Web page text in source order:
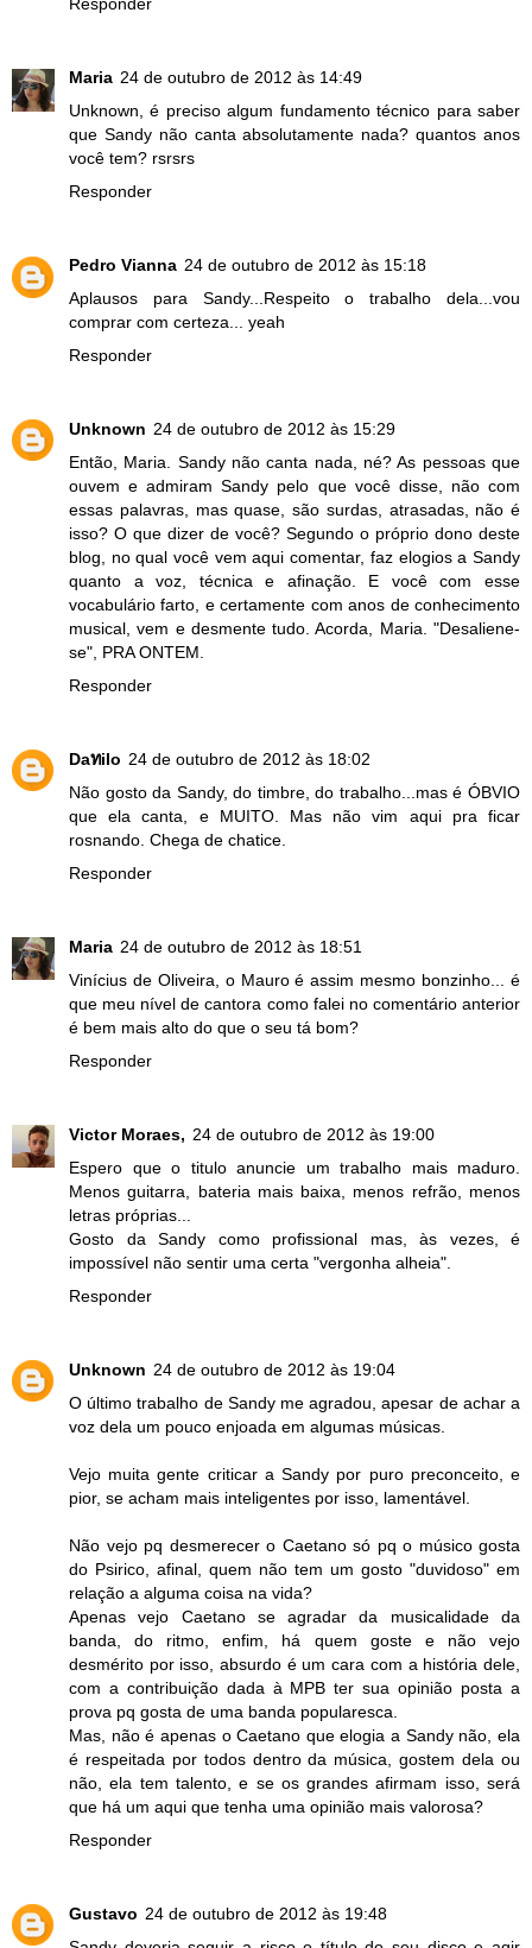
Maria 24 de outubro de 2012 às 14:49
Unknown, é preciso algum fundamento técnico para saber
que Sandy não canta absolutamente nada? quantos anos
você tem? rsrsrs
Responder
Pedro Vianna 24 de outubro de 2012 às 15:18
Aplausos para Sandy...Respeito o trabalho dela...vou
comprar com certeza... yeah
Responder
Unknown 24 de outubro de 2012 às 15:29
Então, Maria. Sandy não canta nada, né? As pessoas que
ouvem e admiram Sandy pelo que você disse, não com
essas palavras, mas quase, são surdas, atrasadas, não é
isso? O que dizer de você? Segundo o próprio dono deste
blog, no qual você vem aqui comentar, faz elogios a Sandy
quanto a voz, técnica e afinação. E você com esse
vocabulário farto, e certamente com anos de conhecimento
musical, vem e desmente tudo. Acorda, Maria. "Desaliene-
se", PRA ONTEM.
Responder
Daทilo 24 de outubro de 2012 às 18:02
Não gosto da Sandy, do timbre, do trabalho...mas é ÓBVIO
que ela canta, e MUITO. Mas não vim aqui pra ficar
rosnando. Chega de chatice.
Responder
Maria 24 de outubro de 2012 às 18:51
Vinícius de Oliveira, o Mauro é assim mesmo bonzinho... é
que meu nível de cantora como falei no comentário anterior
é bem mais alto do que o seu tá bom?
Responder
Victor Moraes, 24 de outubro de 2012 às 19:00
Espero que o titulo anuncie um trabalho mais maduro.
Menos guitarra, bateria mais baixa, menos refrão, menos
letras próprias...
Gosto da Sandy como profissional mas, às vezes, é
impossível não sentir uma certa "vergonha alheia".
Responder
Unknown 24 de outubro de 2012 às 19:04
O último trabalho de Sandy me agradou, apesar de achar a
voz dela um pouco enjoada em algumas músicas.
Vejo muita gente criticar a Sandy por puro preconceito, e
pior, se acham mais inteligentes por isso, lamentável.
Não vejo pq desmerecer o Caetano só pq o músico gosta
do Psirico, afinal, quem não tem um gosto "duvidoso" em
relação a alguma coisa na vida?
Apenas vejo Caetano se agradar da musicalidade da
banda, do ritmo, enfim, há quem goste e não vejo
desmérito por isso, absurdo é um cara com a história dele,
com a contribuição dada à MPB ter sua opinião posta a
prova pq gosta de uma banda popularesca.
Mas, não é apenas o Caetano que elogia a Sandy não, ela
é respeitada por todos dentro da música, gostem dela ou
não, ela tem talento, e se os grandes afirmam isso, será
que há um aqui que tenha uma opinião mais valorosa?
Responder
Gustavo 24 de outubro de 2012 às 19:48